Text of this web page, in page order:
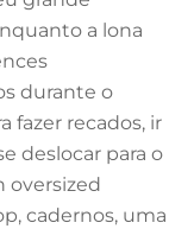
a lona
durante o
fazer recados, ir
deslocar para o
oversized
cadernos, uma